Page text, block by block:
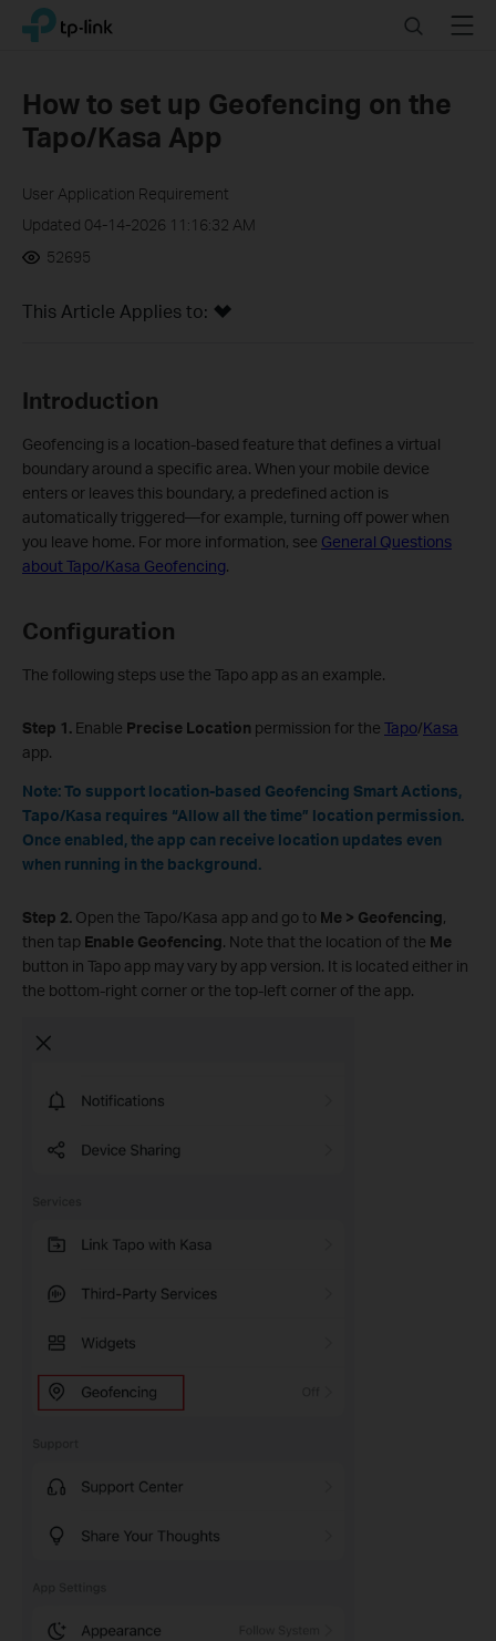
Click
navigation
TP-Link, Reliably Smart SearchMenu
How to set up Geofencing on the
Tapo/Kasa App
User Application Requirement
Updated 04-14-2026 11:16:32 AM
52695
This Article Applies to:
Introduction
Geofencing is a location‑based feature that defines a virtual
boundary around a specific area. When your mobile device
enters or leaves this boundary, a predefined action is
automatically triggered—for example, turning off power when
you leave home. For more information, see General Questions
about Tapo/Kasa Geofencing.
Configuration
The following steps use the Tapo app as an example.
Step 1. Enable Precise Location permission for the Tapo/Kasa
app.
Note: To support location‑based Geofencing Smart Actions,
Tapo/Kasa requires “Allow all the time” location permission.
Once enabled, the app can receive location updates even
when running in the background.
Step 2. Open the Tapo/Kasa app and go to Me > Geofencing,
then tap Enable Geofencing. Note that the location of the Me
button in Tapo app may vary by app version. It is located either in
the bottom‑right corner or the top‑left corner of the app.